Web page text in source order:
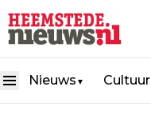
Nieuws ▼ Cultuur